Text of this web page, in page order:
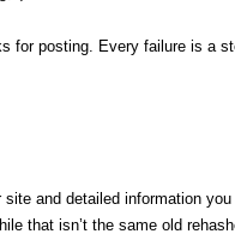
for posting. Every failure is a
and detailed information you
that isn’t the same old